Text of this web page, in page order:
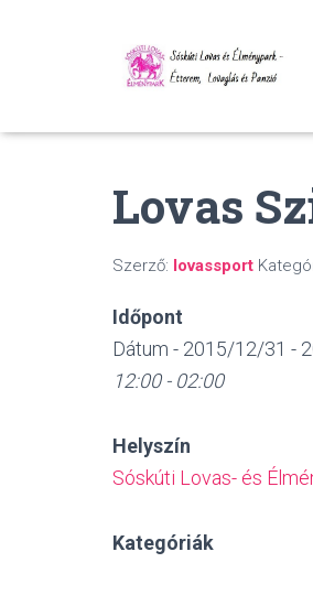
Lovas
Szerző: lovassport
Időpont
Dátum - 2015/12/31 -
12:00 - 02:00
Helyszín
Sóskúti Lovas- és
Kategóriák